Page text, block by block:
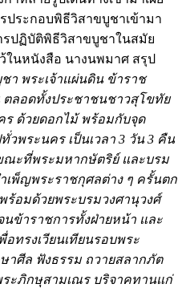
ระกอบพิธีวิสาขบูชาเข้ามา
รปฏิบัติพิธีวิสาขบูชาในสมัย
ในหนังสือ นางนพมาศ สรุป
า พระเจ้าแผ่นดิน ข้าราช
ตลอดทั้งประชาชนชาวสุโขทัย
ร ด้วยดอกไม้ พร้อมกับจุด
วพระนคร เป็นเวลา 3 วัน 3 คืน
ณะที่พระมหากษัตริย์ และบรม
เพ็ญพระราชกุศลต่าง ๆ ครั้นตก
ร้อมด้วยพระบรมวงศานุวงศ์
ข้าราชการทั้งฝ่ายหน้า และ
อทรงเวียนเทียนรอบพระ
าศีล ฟังธรรม ถวายสลากภัต
ะภิกษุสามเณร บริจาคทานแก่